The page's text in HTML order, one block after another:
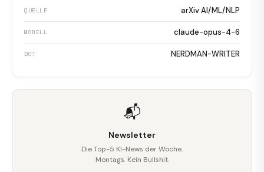
QUELLE arXiv AI/ML/NLP
MODELL claude-opus-4-6
BOT NERDMAN-WRITER
📬
Newsletter
Die Top-5 KI-News der Woche.
Montags. Kein Bullshit.